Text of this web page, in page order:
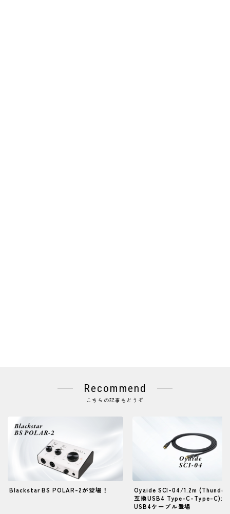
Recommend
こちらの記事もどうぞ
Blackstar BS POLAR-2が登場！
Oyaide SCI-04/1.2m
互換USB4 Type-C-Type-C):
USB4ケーブル登場